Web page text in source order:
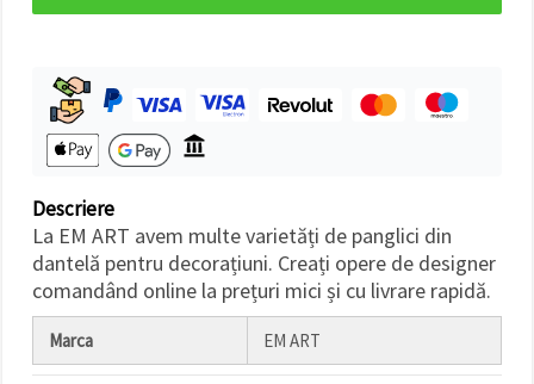
un tip de
pe butonul
"Salvați"
Аcceptati
toate!
Setări
Descriere
La EM ART avem multe varietăți de panglici din
dantelă pentru decorațiuni. Creați opere de designer
comandând online la prețuri mici și cu livrare rapidă.
Marca EM ART